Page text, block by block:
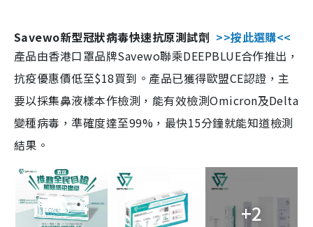
Savewo新型冠狀病毒快速抗原測試劑 >>按此選購<<
產品由香港口罩品牌Savewo聯乘DEEPBLUE合作推出，
抗疫優惠價低至$18買到。產品已獲得歐盟CE認證，主
要以採集鼻液樣本作檢測，能有效檢測Omicron及Delta
變種病毒，準確度達至99%，最快15分鐘就能知道檢測
結果。
+2